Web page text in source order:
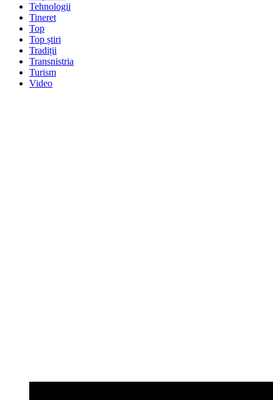
Tehnologii
Tineret
Top
Top știri
Tradiții
Transnistria
Turism
Video